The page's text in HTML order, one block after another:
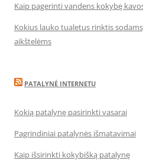
Kaip pagerinti vandens kokybę
Kokius lauko tualetus rinktis
aikštelėms
PATALYNĖ INTERNETU
Kokią patalynę pasirinkti vasarai
Pagrindiniai patalynės išmatavimai
Kaip išsirinkti kokybišką patalynę